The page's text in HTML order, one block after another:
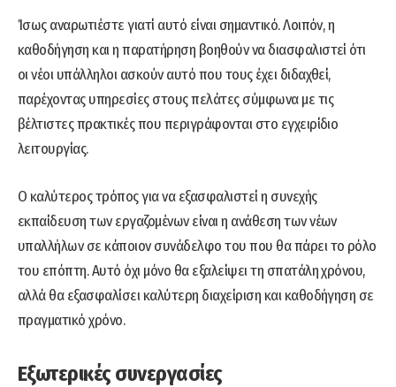
Ίσως αναρωτιέστε γιατί αυτό είναι σημαντικό. Λοιπόν, η
καθοδήγηση και η παρατήρηση βοηθούν να διασφαλιστεί ότι
οι νέοι υπάλληλοι ασκούν αυτό που τους έχει διδαχθεί,
παρέχοντας υπηρεσίες στους πελάτες σύμφωνα με τις
βέλτιστες πρακτικές που περιγράφονται στο εγχειρίδιο
λειτουργίας.
Ο καλύτερος τρόπος για να εξασφαλιστεί η συνεχής
εκπαίδευση των εργαζομένων είναι η ανάθεση των νέων
υπαλλήλων σε κάποιον συνάδελφο του που θα πάρει το ρόλο
του επόπτη. Αυτό όχι μόνο θα εξαλείψει τη σπατάλη χρόνου,
αλλά θα εξασφαλίσει καλύτερη διαχείριση και καθοδήγηση σε
πραγματικό χρόνο.
Εξωτερικές συνεργασίες